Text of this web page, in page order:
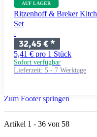
AUF LAGER
Ritzenhoff & Breker
Set
32,45 €*
5,41 € pro 1 Stück
Sofort verfügbar
Lieferzeit: 5 - 7 Werktage
Zum Footer springen
Artikel 1 - 36 von 58